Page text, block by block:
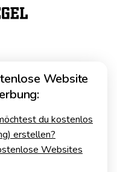
Website
du kostenlos
erstellen?
Websites